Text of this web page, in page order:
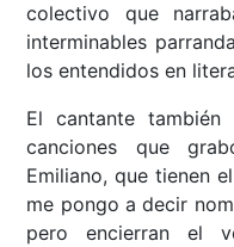
colectivo que
interminables
los entendidos en
El cantante
canciones que
Emiliano, que tienen
me pongo a decir
pero encierran el